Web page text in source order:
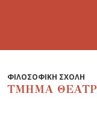
ΦΙΛΟΣΟΦΙΚΗ ΣΧΟΛΗ
ΤΜΗΜΑ